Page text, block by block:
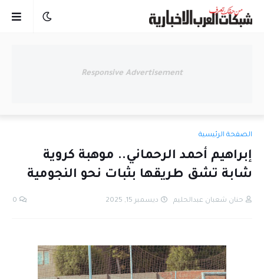
Responsive Advertisement
الصفحة الرئيسية
إبراهيم أحمد الرحماني.. موهبة كروية
شابة تشق طريقها بثبات نحو النجومية
حنان شعبان عبدالحليم ديسمبر 15, 2025 0